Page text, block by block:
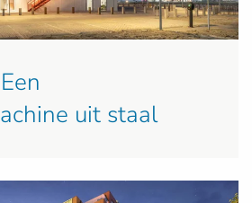
uit staal